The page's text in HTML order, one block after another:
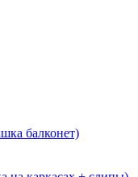
балконет)